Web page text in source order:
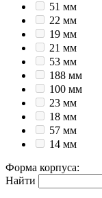
51 мм
22 мм
19 мм
21 мм
53 мм
188 мм
100 мм
23 мм
18 мм
57 мм
14 мм
Форма корпуса:
Найти